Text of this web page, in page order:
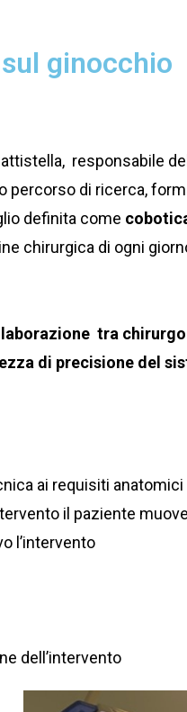
ginocchio
responsabile
di ricerca,
definita come
chirurgica di ogni
tra
di precisione del
ai requisiti
il paziente
l’intervento
dell’intervento